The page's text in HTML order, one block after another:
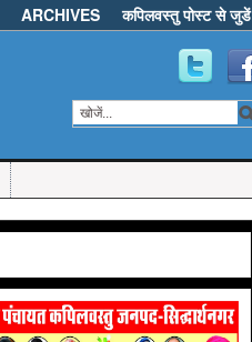
ARCHIVES कपिलवस्तु पोस्ट से जुडें